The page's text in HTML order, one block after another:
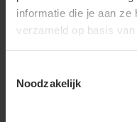
informatie die je aan ze
verzameld op basis
Noodzakelijk
Smalle flens uitvoering
Isolatie
Met zichtgat